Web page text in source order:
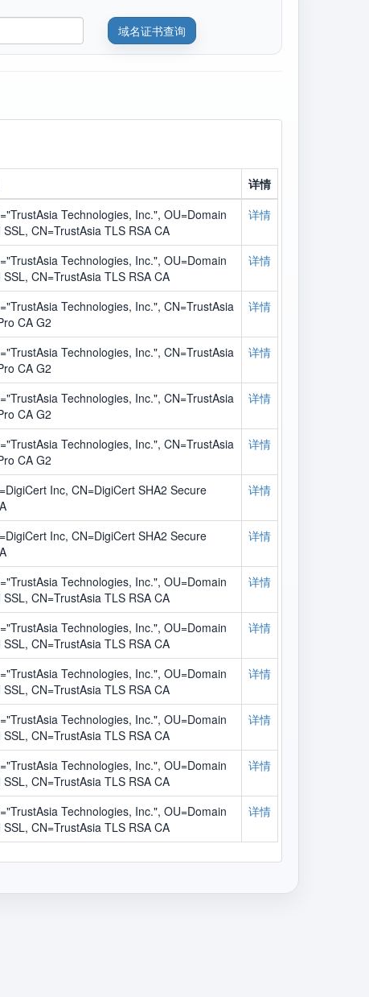
详情
Technologies, Inc.", OU=Domain
SSL, CN=TrustAsia TLS RSA CA
详情
Technologies, Inc.", OU=Domain
SSL, CN=TrustAsia TLS RSA CA
详情
Technologies, Inc.", CN=TrustAsia
CA G2
详情
Technologies, Inc.", CN=TrustAsia
CA G2
详情
Technologies, Inc.", CN=TrustAsia
CA G2
详情
Technologies, Inc.", CN=TrustAsia
CA G2
详情
Inc, CN=DigiCert SHA2 Secure
详情
Inc, CN=DigiCert SHA2 Secure
详情
Technologies, Inc.", OU=Domain
SSL, CN=TrustAsia TLS RSA CA
详情
Technologies, Inc.", OU=Domain
SSL, CN=TrustAsia TLS RSA CA
详情
Technologies, Inc.", OU=Domain
SSL, CN=TrustAsia TLS RSA CA
详情
Technologies, Inc.", OU=Domain
SSL, CN=TrustAsia TLS RSA CA
详情
Technologies, Inc.", OU=Domain
SSL, CN=TrustAsia TLS RSA CA
详情
Technologies, Inc.", OU=Domain
SSL, CN=TrustAsia TLS RSA CA
详情